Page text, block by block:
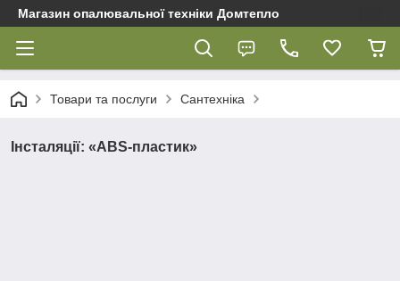
Магазин опалювальної техніки Домтепло
Товари та послуги Сантехніка
Інсталяції: «ABS-пластик»